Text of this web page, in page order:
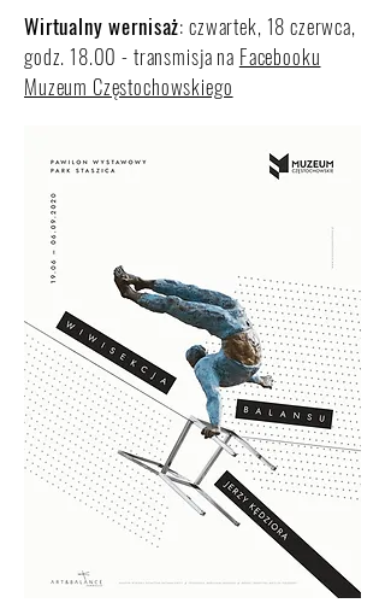
Wirtualny wernisaż: czwartek, 18 czerwca,
godz. 18.00 - transmisja na Facebooku
Muzeum Częstochowskiego